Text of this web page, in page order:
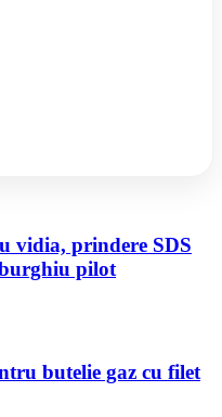
vidia, prindere SDS
pilot
butelie gaz cu filet